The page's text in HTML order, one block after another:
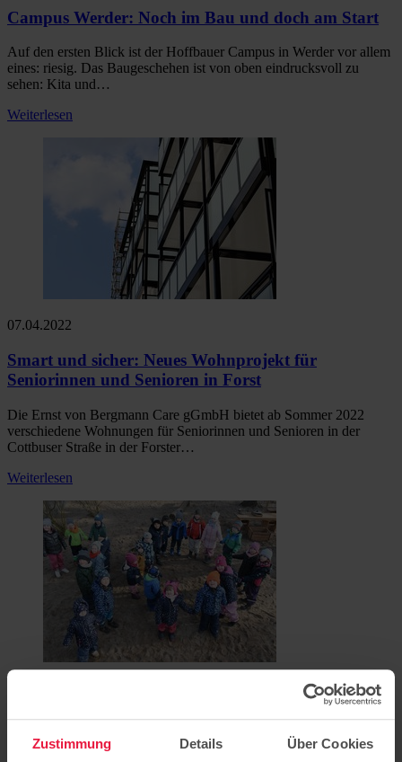
Zustimmung Details Über Cookies
Campus Werder: Noch im Bau und doch am Start
Auf den ersten Blick ist der Hoffbauer Campus in Werder vor allem
eines: riesig. Das Baugeschehen ist von oben eindrucksvoll zu
sehen: Kita und…
Weiterlesen
07.04.2022
Smart und sicher: Neues Wohnprojekt für
Seniorinnen und Senioren in Forst
Die Ernst von Bergmann Care gGmbH bietet ab Sommer 2022
verschiedene Wohnungen für Seniorinnen und Senioren in der
Cottbuser Straße in der Forster…
Weiterlesen
„Kleine Fische“ in Oranienburg feiert Jubiläum